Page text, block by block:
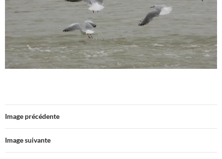
Image précédente
Image suivante